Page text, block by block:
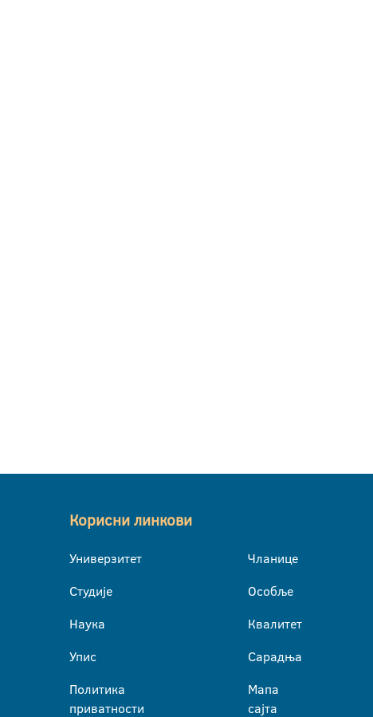
Корисни линкови
Универзитет
Студије
Наука
Упис
Политика
приватности
Чланице
Особље
Квалитет
Сарадња
Мапа
сајта